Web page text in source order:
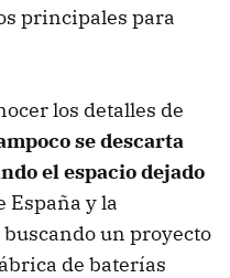
principales para
los detalles de
se descarta
el espacio dejado
España y la
un proyecto
de baterías